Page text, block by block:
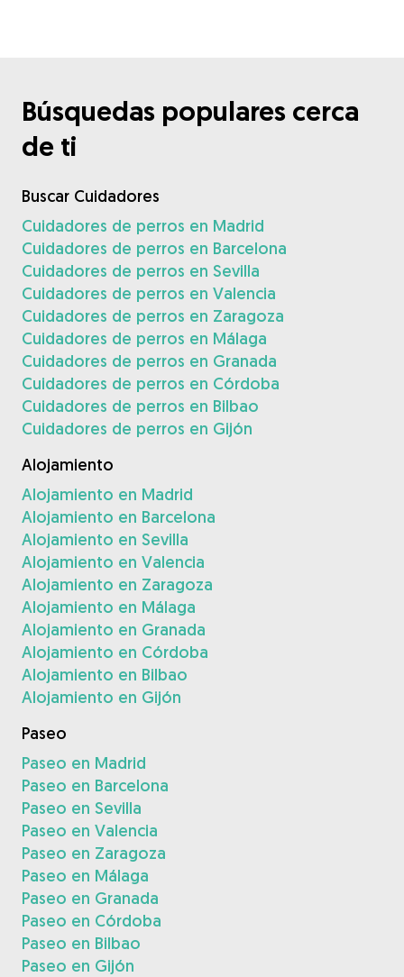
Búsquedas populares cerca
de ti
Buscar Cuidadores
Cuidadores de perros en Madrid
Cuidadores de perros en Barcelona
Cuidadores de perros en Sevilla
Cuidadores de perros en Valencia
Cuidadores de perros en Zaragoza
Cuidadores de perros en Málaga
Cuidadores de perros en Granada
Cuidadores de perros en Córdoba
Cuidadores de perros en Bilbao
Cuidadores de perros en Gijón
Alojamiento
Alojamiento en Madrid
Alojamiento en Barcelona
Alojamiento en Sevilla
Alojamiento en Valencia
Alojamiento en Zaragoza
Alojamiento en Málaga
Alojamiento en Granada
Alojamiento en Córdoba
Alojamiento en Bilbao
Alojamiento en Gijón
Paseo
Paseo en Madrid
Paseo en Barcelona
Paseo en Sevilla
Paseo en Valencia
Paseo en Zaragoza
Paseo en Málaga
Paseo en Granada
Paseo en Córdoba
Paseo en Bilbao
Paseo en Gijón